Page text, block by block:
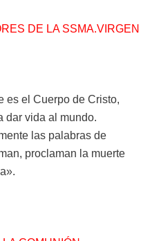
DE LA SSMA.VIRGEN
es el Cuerpo de Cristo,
dar vida al mundo.
las palabras de
proclaman la muerte